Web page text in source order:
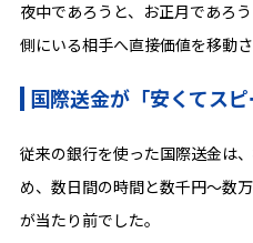
夜中であろうと、お正月であろ
側にいる相手へ直接価値を移動
国際送金が「安くてスピ
従来の銀行を使った国際送金は
め、数日間の時間と数千円〜数
が当たり前でした。